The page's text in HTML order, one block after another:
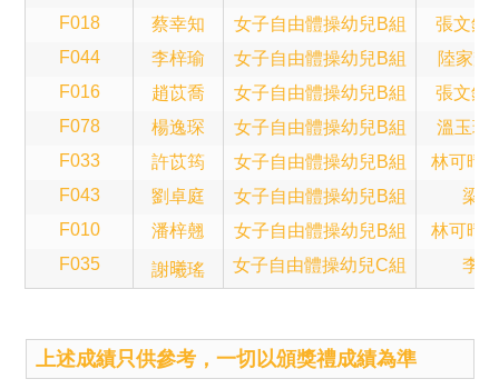
F018
蔡幸知 女子自由體操幼兒B組
張文鈞
F044
李梓瑜 女子自由體操幼兒B組
陸家輝
F016
趙苡喬 女子自由體操幼兒B組
張文鈞
F078
楊逸琛 女子自由體操幼兒B組
溫玉珍
F033
許苡筠 女子自由體操幼兒B組
林可晴
F043
劉卓庭 女子自由體操幼兒B組
梁
F010
潘梓翹 女子自由體操幼兒B組
林可晴
F035
謝𣌀瑤 女子自由體操幼兒C組 李
上述成績只供參考，一切以頒獎禮成績為準